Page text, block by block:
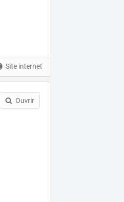
Site internet
Ouvrir